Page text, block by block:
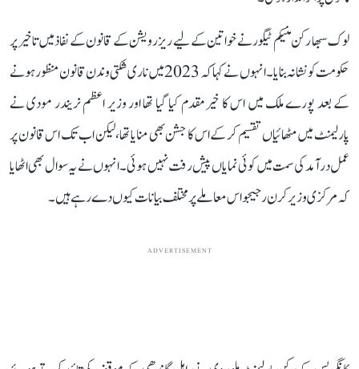
لوک سبھا رکن منیکم ٹیگور نے خواتین کے لیے ریزرویشن کے قانون کے نفاذ میں تاخیر پر
حکومت کو نشانہ بنایا۔ انہوں نے کہا کہ 2023 میں ناری شکتی وندن قانون منظور ہونے
کے بعد پورے ملک میں اس کا خیرمقدم کیا گیا تھا اور وزیر اعظم نریندر مودی نے
پارلیمنٹ میں مٹھائیاں تقسیم کر کے اس کا جشن بھی منایا تھا، لیکن اب تک اس قانون پر
عمل درآمد کی سمت میں کوئی نمایاں پیش رفت نہیں ہوئی۔ انہوں نے یہ سوال بھی اٹھایا
کہ مرکزی وزیر کرن رجیجو اس معاملے پر مختلف بیانات کیوں دے رہے ہیں۔
ADVERTISEMENT